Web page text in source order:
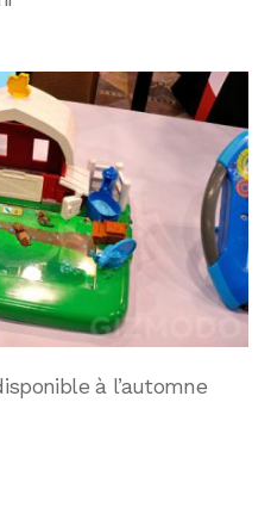
à l’automne